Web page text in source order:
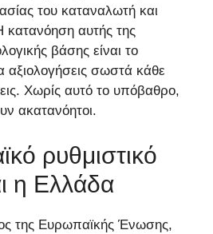
του καταναλωτή και
κατανόηση αυτής της
βάσης είναι το
σωστά κάθε
Χωρίς αυτό το υπόβαθρο,
ακατανόητοι.
ρυθμιστικό
η Ελλάδα
της Ευρωπαϊκής Ένωσης,